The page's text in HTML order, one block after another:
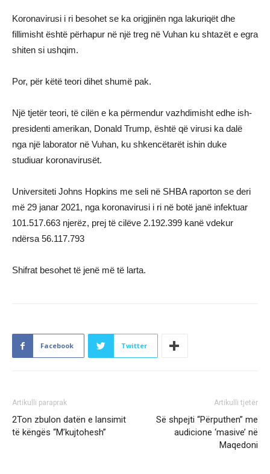
Koronavirusi i ri besohet se ka origjinën nga lakuriqët dhe
fillimisht është përhapur në një treg në Vuhan ku shtazët e egra
shiten si ushqim.
Por, për këtë teori dihet shumë pak.
Një tjetër teori, të cilën e ka përmendur vazhdimisht edhe ish-
presidenti amerikan, Donald Trump, është që virusi ka dalë
nga një laborator në Vuhan, ku shkencëtarët ishin duke
studiuar koronavirusët.
Universiteti Johns Hopkins me seli në SHBA raporton se deri
më 29 janar 2021, nga koronavirusi i ri në botë janë infektuar
101.517.663 njerëz, prej të cilëve 2.192.399 kanë vdekur
ndërsa 56.117.793
Shifrat besohet të jenë më të larta.
Facebook Twitter
Artikulli paraprak
2Ton zbulon datën e lansimit
të këngës “M’kujtohesh”
Artikulli tjetër
Së shpejti “Përputhen” me
audicione ‘masive’ në
Maqedoni